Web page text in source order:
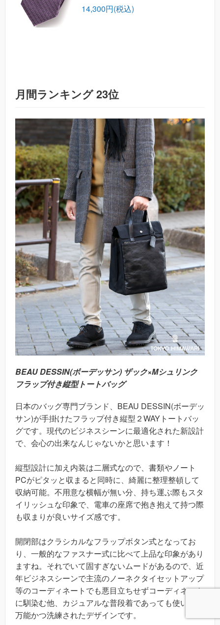
14,300円(税込)
月間ランキング 23位
BEAU DESSIN(ボーデッサン) ザック×Mシュリンク
フラップ付き縦型トートバッグ
日本のバッグ専門ブランド、BEAU DESSIN(ボーデッ
サン)が手掛けたフラップ付き縦型２WAYトートバッ
グです。現代のビジネスシーンに最適化された新設計
で、会心の出来なんじゃないかと思います！
縦型設計に加え内装は二層式なので、書類やノート
PCがピタッと収まると同時に、綺麗に整理整頓して
収納可能。不用意な横幅が無い分、持ち運ぶ際もスタ
イリッシュな印象で、電車の座席で抱き抱えて持つ際
も収まりが良いサイズ感です。
開閉部はクラシカルなフラップボタン式となってお
り、一般的なファスナー式に比べて上品な印象があり
ますね。それでいて固すぎないムードがあるので、近
年ビジネスシーンで主流のノーネクタイセットアップ
等のコーディネートでも悪目立ちせずコーディネート
に馴染む他、カジュアルな普段着であっても使い易い
万能かつ洗練されたデザインです。